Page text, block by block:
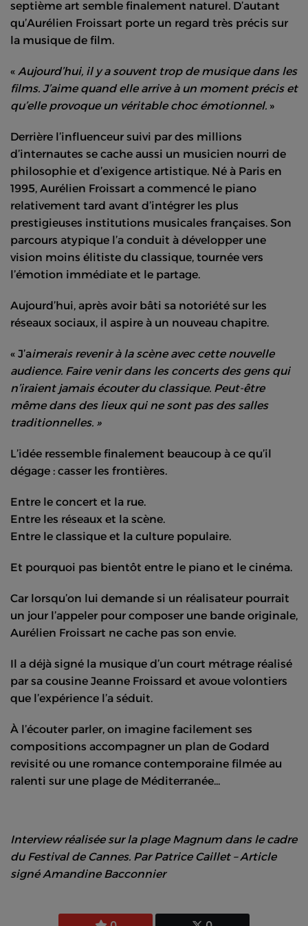
septième art semble finalement naturel. D’autant
qu’Aurélien Froissart porte un regard très précis sur
la musique de film.
« Aujourd’hui, il y a souvent trop de musique dans les
films. J’aime quand elle arrive à un moment précis et
qu’elle provoque un véritable choc émotionnel. »
Derrière l’influenceur suivi par des millions
d’internautes se cache aussi un musicien nourri de
philosophie et d’exigence artistique. Né à Paris en
1995, Aurélien Froissart a commencé le piano
relativement tard avant d’intégrer les plus
prestigieuses institutions musicales françaises. Son
parcours atypique l’a conduit à développer une
vision moins élitiste du classique, tournée vers
l’émotion immédiate et le partage.
Aujourd’hui, après avoir bâti sa notoriété sur les
réseaux sociaux, il aspire à un nouveau chapitre.
« J’aimerais revenir à la scène avec cette nouvelle
audience. Faire venir dans les concerts des gens qui
n’iraient jamais écouter du classique. Peut-être
même dans des lieux qui ne sont pas des salles
traditionnelles. »
L’idée ressemble finalement beaucoup à ce qu’il
dégage : casser les frontières.
Entre le concert et la rue.
Entre les réseaux et la scène.
Entre le classique et la culture populaire.
Et pourquoi pas bientôt entre le piano et le cinéma.
Car lorsqu’on lui demande si un réalisateur pourrait
un jour l’appeler pour composer une bande originale,
Aurélien Froissart ne cache pas son envie.
Il a déjà signé la musique d’un court métrage réalisé
par sa cousine Jeanne Froissard et avoue volontiers
que l’expérience l’a séduit.
À l’écouter parler, on imagine facilement ses
compositions accompagner un plan de Godard
revisité ou une romance contemporaine filmée au
ralenti sur une plage de Méditerranée...
Interview réalisée sur la plage Magnum dans le cadre
du Festival de Cannes. Par Patrice Caillet – Article
signé Amandine Bacconnier